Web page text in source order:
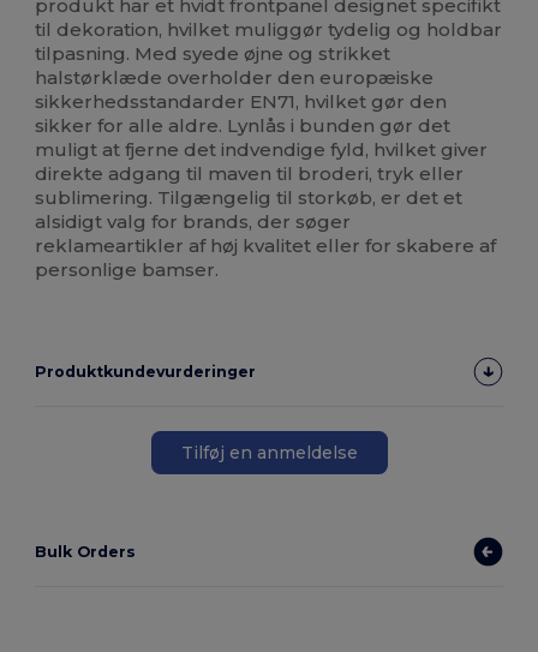
produkt har et hvidt frontpanel designet specifikt
til dekoration, hvilket muliggør tydelig og holdbar
tilpasning. Med syede øjne og strikket
halstørklæde overholder den europæiske
sikkerhedsstandarder EN71, hvilket gør den
sikker for alle aldre. Lynlås i bunden gør det
muligt at fjerne det indvendige fyld, hvilket giver
direkte adgang til maven til broderi, tryk eller
sublimering. Tilgængelig til storkøb, er det et
alsidigt valg for brands, der søger
reklameartikler af høj kvalitet eller for skabere af
personlige bamser.
Produktkundevurderinger
Tilføj en anmeldelse
Bulk Orders